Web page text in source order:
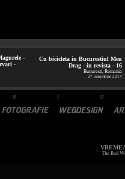
-
-
Cu bicicleta in Bucurestiul Meu
Drag - in revista - 16
Bucuresti, Romania
27 octombrie 2014
-
The Bad